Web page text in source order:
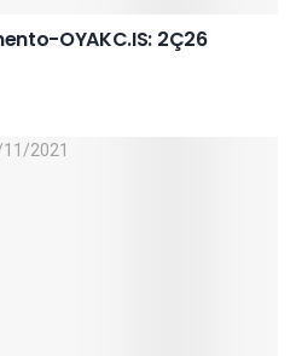
OYAKC.IS: 2Ç26